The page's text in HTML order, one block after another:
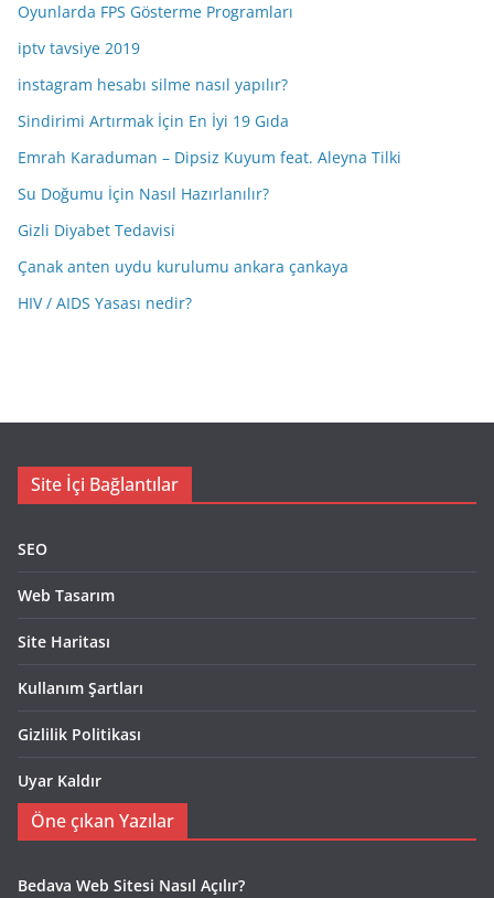
Oyunlarda FPS Gösterme Programları
iptv tavsiye 2019
instagram hesabı silme nasıl yapılır?
Sindirimi Artırmak İçin En İyi 19 Gıda
Emrah Karaduman – Dipsiz Kuyum feat. Aleyna Tilki
Su Doğumu İçin Nasıl Hazırlanılır?
Gizli Diyabet Tedavisi
Çanak anten uydu kurulumu ankara çankaya
HIV / AIDS Yasası nedir?
Site İçi Bağlantılar
SEO
Web Tasarım
Site Haritası
Kullanım Şartları
Gizlilik Politikası
Uyar Kaldır
Öne çıkan Yazılar
Bedava Web Sitesi Nasıl Açılır?